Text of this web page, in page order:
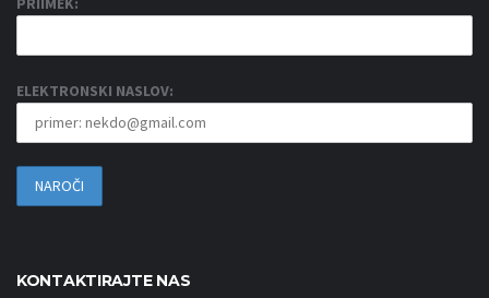
ELEKTRONSKI NASLOV:
KONTAKTIRAJTE NAS